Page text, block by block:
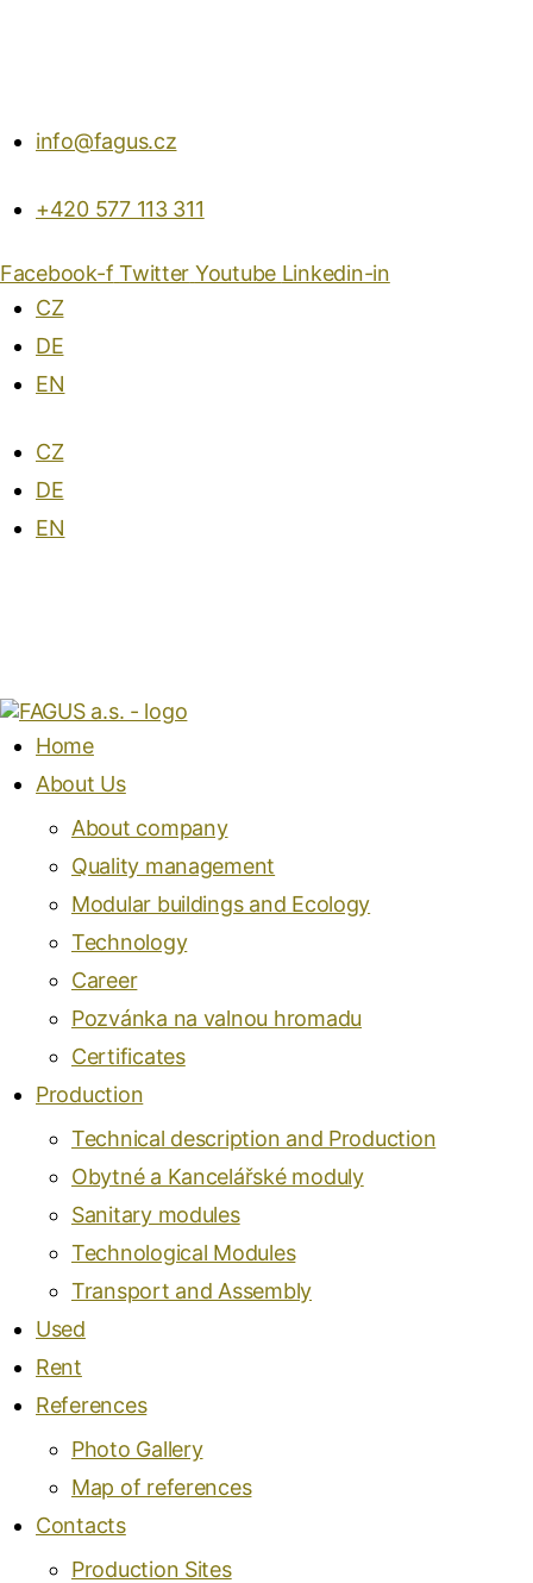
info@fagus.cz
+420 577 113 311
Facebook-f Twitter Youtube Linkedin-in
CZ
DE
EN
CZ
DE
EN
Home
About Us
About company
Quality management
Modular buildings and Ecology
Technology
Career
Pozvánka na valnou hromadu
Certificates
Production
Technical description and Production
Obytné a Kancelářské moduly
Sanitary modules
Technological Modules
Transport and Assembly
Used
Rent
References
Photo Gallery
Map of references
Contacts
Production Sites